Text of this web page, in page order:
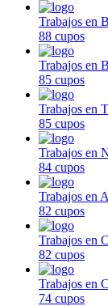
Trabajos en
88 cupos
Trabajos en
85 cupos
Trabajos en
85 cupos
Trabajos en
84 cupos
Trabajos en
82 cupos
Trabajos en
82 cupos
Trabajos en
74 cupos